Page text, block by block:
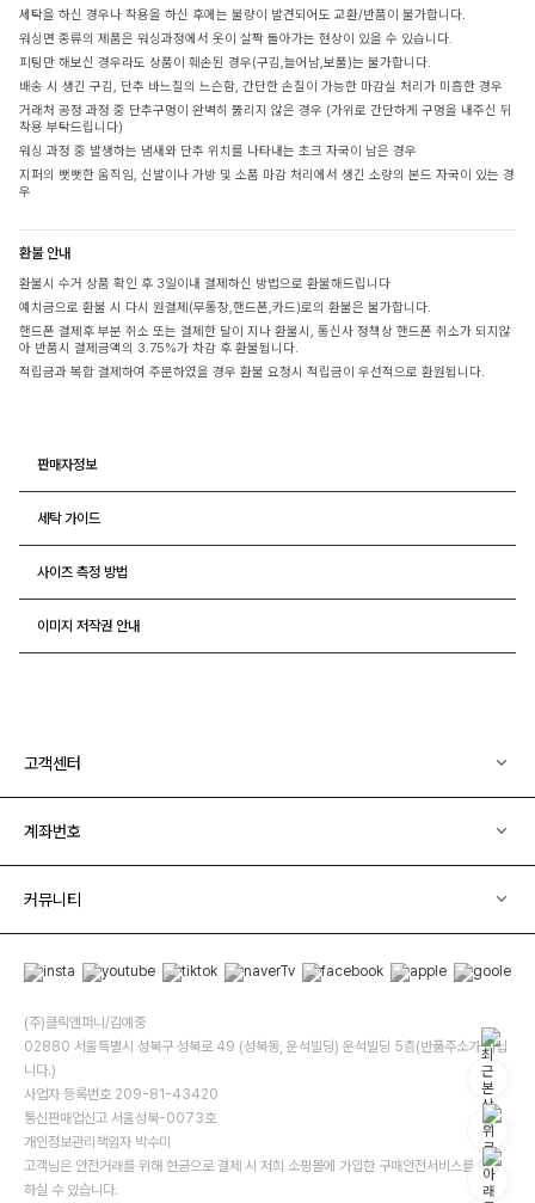
세탁을 하신 경우나 착용을 하신 후에는 불량이 발견되어도 교환/반품이 불가합니다.
워싱면 종류의 제품은 워싱과정에서 옷이 살짝 돌아가는 현상이 있을 수 있습니다.
피팅만 해보신 경우라도 상품이 훼손된 경우(구김,늘어남,보풀)는 불가합니다.
배송 시 생긴 구김, 단추 바느질의 느슨함, 간단한 손질이 가능한 마감실 처리가 미흡한 경우
거래처 공정 과정 중 단추구멍이 완벽히 뚫리지 않은 경우 (가위로 간단하게 구멍을 내주신 뒤
착용 부탁드립니다)
워싱 과정 중 발생하는 냄새와 단추 위치를 나타내는 초크 자국이 남은 경우
지퍼의 뻣뻣한 움직임, 신발이나 가방 및 소품 마감 처리에서 생긴 소량의 본드 자국이 있는 경
우
환불 안내
환불시 수거 상품 확인 후 3일이내 결제하신 방법으로 환불해드립니다
예치금으로 환불 시 다시 원결제(무통장,핸드폰,카드)로의 환불은 불가합니다.
핸드폰 결제후 부분 취소 또는 결제한 달이 지나 환불시, 통신사 정책상 핸드폰 취소가 되지않
아 반품시 결제금액의 3.75%가 차감 후 환불됩니다.
적립금과 복합 결제하여 주문하였을 경우 환불 요청시 적립금이 우선적으로 환원됩니다.
판매자정보
세탁 가이드
사이즈 측정 방법
이미지 저작권 안내
고객센터
계좌번호
커뮤니티
(주)클릭앤퍼니/김예중
02880 서울특별시 성북구 성북로 49 (성북동, 운석빌딩) 운석빌딩 5층(반품주소가 아닙
니다.)
사업자 등록번호 209-81-43420
통신판매업신고 서울성북-0073호
개인정보관리책임자 박수미
고객님은 안전거래를 위해 현금으로 결제 시 저희 소핑몰에 가입한 구매안전서비스를 이용
하실 수 있습니다.